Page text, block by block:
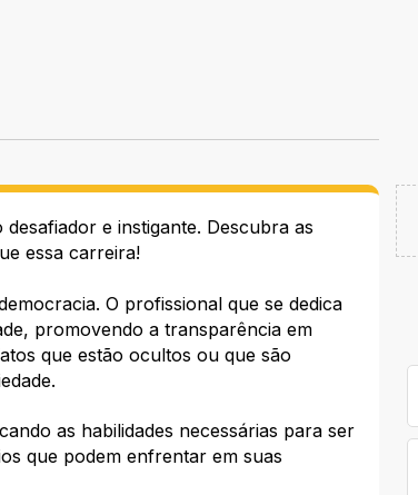
e instigante. Descubra as
essa carreira!
O profissional que se dedica
promovendo a transparência em
que estão ocultos ou que são
as habilidades necessárias para ser
que podem enfrentar em suas